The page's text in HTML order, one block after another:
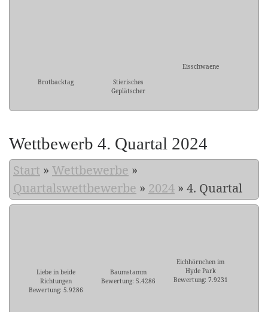
Brotbacktag
Stierisches
Geplätscher
Eisschwaene
Wettbewerb 4. Quartal 2024
Start » Wettbewerbe »
Quartalswettbewerbe » 2024 » 4. Quartal
Liebe in beide
Richtungen
Bewertung: 5.9286
Baumstamm
Bewertung: 5.4286
Eichhörnchen im
Hyde Park
Bewertung: 7.9231